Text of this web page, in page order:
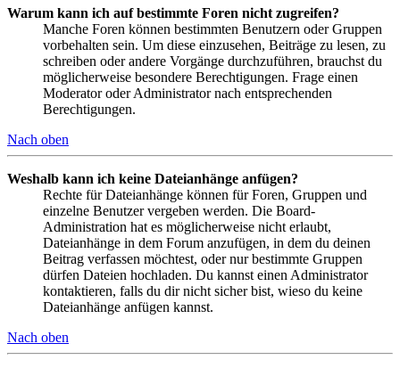
Warum kann ich auf bestimmte Foren nicht zugreifen?
Manche Foren können bestimmten Benutzern oder Gruppen
vorbehalten sein. Um diese einzusehen, Beiträge zu lesen, zu
schreiben oder andere Vorgänge durchzuführen, brauchst du
möglicherweise besondere Berechtigungen. Frage einen
Moderator oder Administrator nach entsprechenden
Berechtigungen.
Nach oben
Weshalb kann ich keine Dateianhänge anfügen?
Rechte für Dateianhänge können für Foren, Gruppen und
einzelne Benutzer vergeben werden. Die Board-
Administration hat es möglicherweise nicht erlaubt,
Dateianhänge in dem Forum anzufügen, in dem du deinen
Beitrag verfassen möchtest, oder nur bestimmte Gruppen
dürfen Dateien hochladen. Du kannst einen Administrator
kontaktieren, falls du dir nicht sicher bist, wieso du keine
Dateianhänge anfügen kannst.
Nach oben